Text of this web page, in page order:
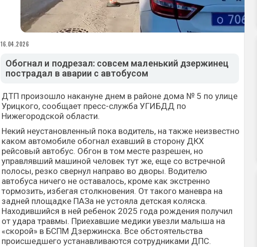
16.04.2026
Обогнал и подрезал: совсем маленький дзержинец
пострадал в аварии с автобусом
ДТП произошло накануне днем в районе дома № 5 по улице
Урицкого, сообщает пресс-служба УГИБДД по
Нижегородской области.
Некий неустановленный пока водитель, на также неизвестно
каком автомобиле обогнал ехавший в сторону ДКХ
рейсовый автобус. Обгон в том месте разрешен, но
управлявший машиной человек тут же, еще со встречной
полосы, резко свернул направо во дворы. Водителю
автобуса ничего не оставалось, кроме как экстренно
тормозить, избегая столкновения. От такого маневра на
задней площадке ПАЗа не устояла детская коляска.
Находившийся в ней ребенок 2025 года рождения получил
от удара травмы. Приехавшие медики увезли малыша на
«скорой» в БСПМ Дзержинска. Все обстоятельства
происшедшего устанавливаются сотрудниками ДПС.